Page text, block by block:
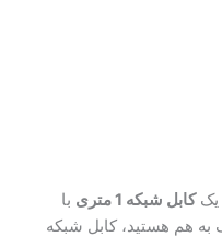
کابل شبکه 1 متری
با
به هم هستید، کابل شبکه